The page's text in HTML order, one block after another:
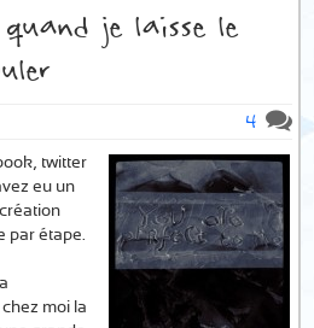
je laisse le
4
twitter
eu un
par étape.
moi la